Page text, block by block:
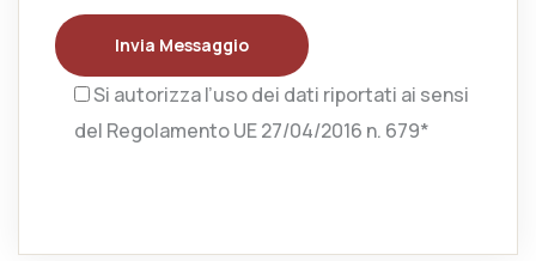
Invia Messaggio
Si autorizza l’uso dei dati riportati ai sensi
del Regolamento UE 27/04/2016 n. 679*